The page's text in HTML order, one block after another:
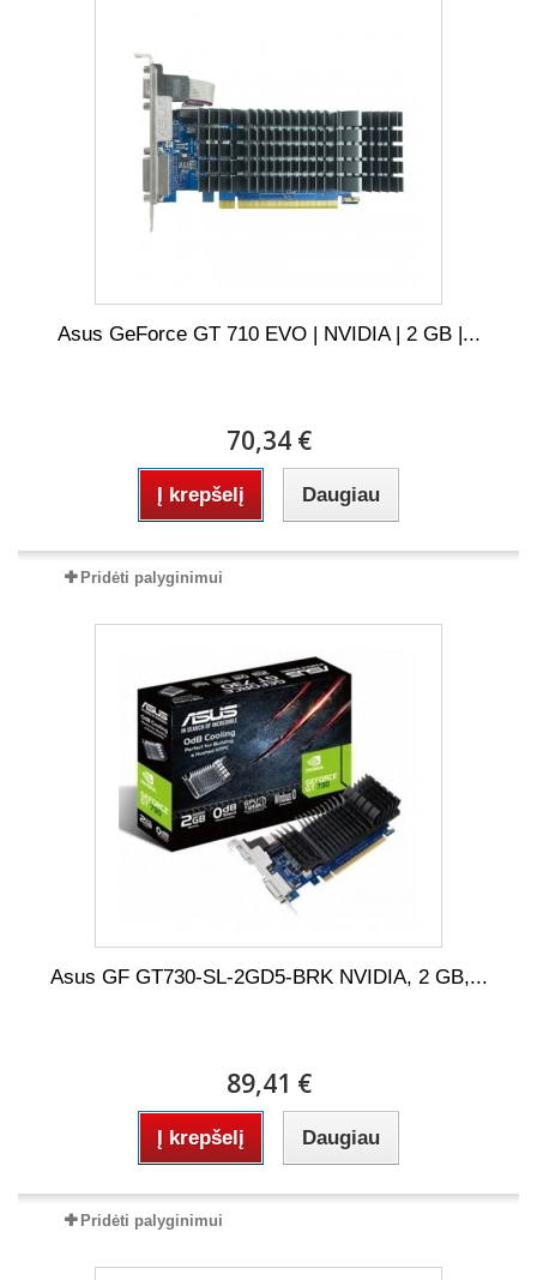
Asus GeForce GT 710 EVO | NVIDIA | 2 GB |...
70,34 €
Į krepšelį Daugiau
Pridėti palyginimui
Asus GF GT730-SL-2GD5-BRK NVIDIA, 2 GB,...
89,41 €
Į krepšelį Daugiau
Pridėti palyginimui